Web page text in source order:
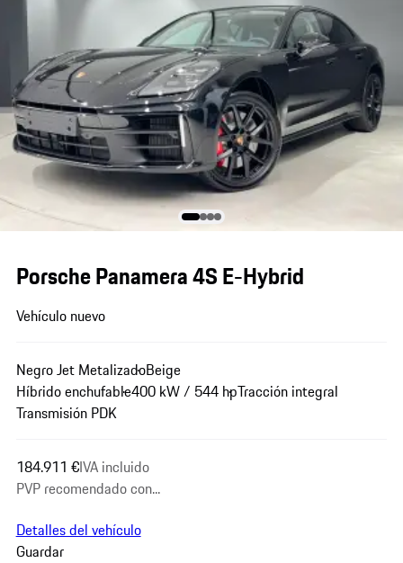
Porsche Panamera 4S E-Hybrid
Vehículo nuevo
Negro Jet MetalizadoBeige
Híbrido enchufable400 kW / 544 hpTracción integral
Transmisión PDK
184.911 €IVA incluido
PVP recomendado con...
Detalles del vehículo
Guardar